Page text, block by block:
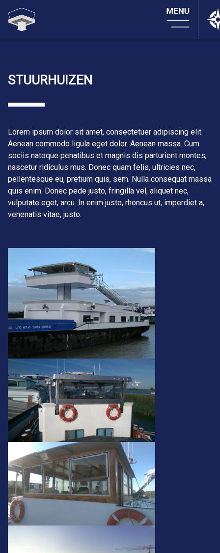
STUURHUIZEN
Lorem ipsum dolor sit amet, consectetuer adipiscing elit.
Aenean commodo ligula eget dolor. Aenean massa. Cum
sociis natoque penatibus et magnis dis parturient montes,
nascetur ridiculus mus. Donec quam felis, ultricies nec,
pellentesque eu, pretium quis, sem. Nulla consequat massa
quis enim. Donec pede justo, fringilla vel, aliquet nec,
vulputate eget, arcu. In enim justo, rhoncus ut, imperdiet a,
venenatis vitae, justo.